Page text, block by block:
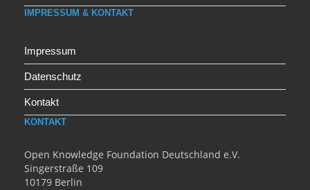
IMPRESSUM & KONTAKT
Impressum
Datenschutz
Kontakt
KONTAKT
Open Knowledge Foundation Deutschland e.V.
Singerstraße 109
10179 Berlin